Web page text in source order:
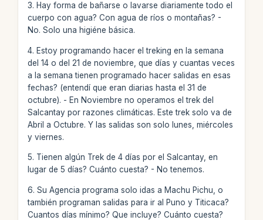
3. Hay forma de bañarse o lavarse diariamente todo el
cuerpo con agua? Con agua de ríos o montañas? -
No. Solo una higiéne básica.
4. Estoy programando hacer el treking en la semana
del 14 o del 21 de noviembre, que días y cuantas veces
a la semana tienen programado hacer salidas en esas
fechas? (entendí que eran diarias hasta el 31 de
octubre). - En Noviembre no operamos el trek del
Salcantay por razones climáticas. Este trek solo va de
Abril a Octubre. Y las salidas son solo lunes, miércoles
y viernes.
5. Tienen algún Trek de 4 días por el Salcantay, en
lugar de 5 días? Cuánto cuesta? - No tenemos.
6. Su Agencia programa solo idas a Machu Pichu, o
también programan salidas para ir al Puno y Titicaca?
Cuantos días mínimo? Que incluye? Cuánto cuesta?